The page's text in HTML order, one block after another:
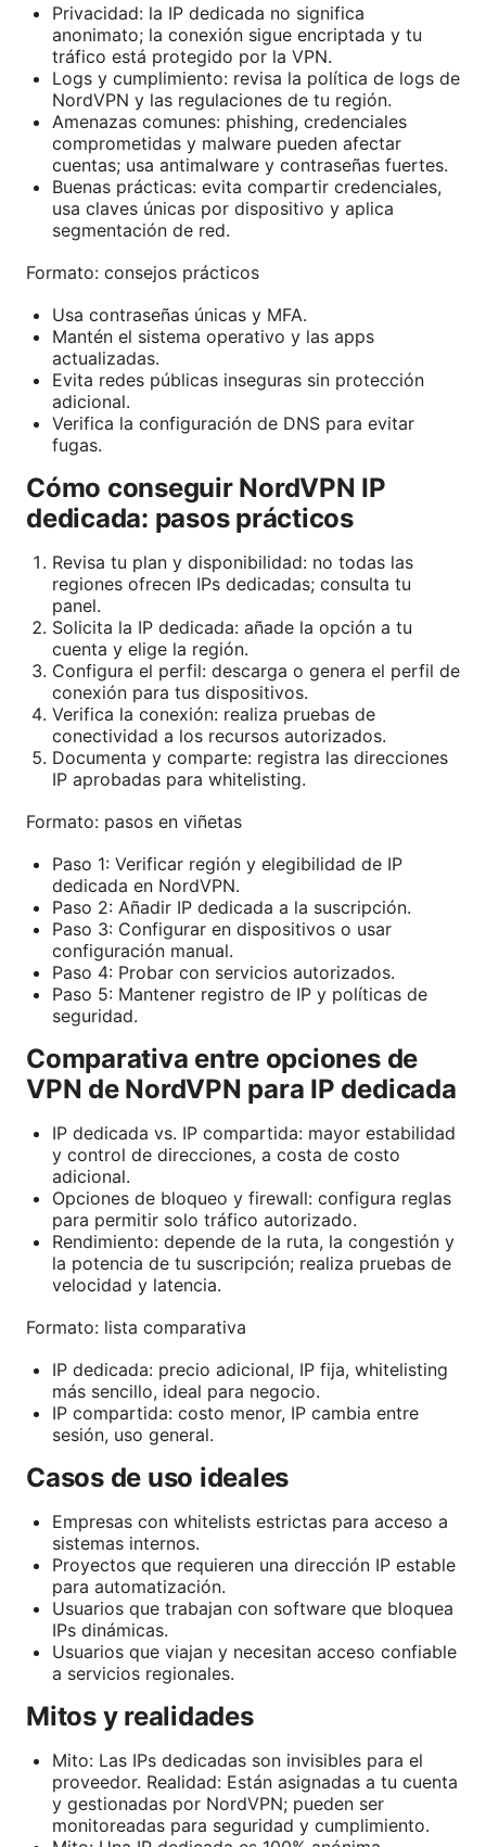
Privacidad: la IP dedicada no significa
anonimato; la conexión sigue encriptada y tu
tráfico está protegido por la VPN.
Logs y cumplimiento: revisa la política de logs de
NordVPN y las regulaciones de tu región.
Amenazas comunes: phishing, credenciales
comprometidas y malware pueden afectar
cuentas; usa antimalware y contraseñas fuertes.
Buenas prácticas: evita compartir credenciales,
usa claves únicas por dispositivo y aplica
segmentación de red.
Formato: consejos prácticos
Usa contraseñas únicas y MFA.
Mantén el sistema operativo y las apps
actualizadas.
Evita redes públicas inseguras sin protección
adicional.
Verifica la configuración de DNS para evitar
fugas.
Cómo conseguir NordVPN IP
dedicada: pasos prácticos
Revisa tu plan y disponibilidad: no todas las
regiones ofrecen IPs dedicadas; consulta tu
panel.
Solicita la IP dedicada: añade la opción a tu
cuenta y elige la región.
Configura el perfil: descarga o genera el perfil de
conexión para tus dispositivos.
Verifica la conexión: realiza pruebas de
conectividad a los recursos autorizados.
Documenta y comparte: registra las direcciones
IP aprobadas para whitelisting.
Formato: pasos en viñetas
Paso 1: Verificar región y elegibilidad de IP
dedicada en NordVPN.
Paso 2: Añadir IP dedicada a la suscripción.
Paso 3: Configurar en dispositivos o usar
configuración manual.
Paso 4: Probar con servicios autorizados.
Paso 5: Mantener registro de IP y políticas de
seguridad.
Comparativa entre opciones de
VPN de NordVPN para IP dedicada
IP dedicada vs. IP compartida: mayor estabilidad
y control de direcciones, a costa de costo
adicional.
Opciones de bloqueo y firewall: configura reglas
para permitir solo tráfico autorizado.
Rendimiento: depende de la ruta, la congestión y
la potencia de tu suscripción; realiza pruebas de
velocidad y latencia.
Formato: lista comparativa
IP dedicada: precio adicional, IP fija, whitelisting
más sencillo, ideal para negocio.
IP compartida: costo menor, IP cambia entre
sesión, uso general.
Casos de uso ideales
Empresas con whitelists estrictas para acceso a
sistemas internos.
Proyectos que requieren una dirección IP estable
para automatización.
Usuarios que trabajan con software que bloquea
IPs dinámicas.
Usuarios que viajan y necesitan acceso confiable
a servicios regionales.
Mitos y realidades
Mito: Las IPs dedicadas son invisibles para el
proveedor. Realidad: Están asignadas a tu cuenta
y gestionadas por NordVPN; pueden ser
monitoreadas para seguridad y cumplimiento.